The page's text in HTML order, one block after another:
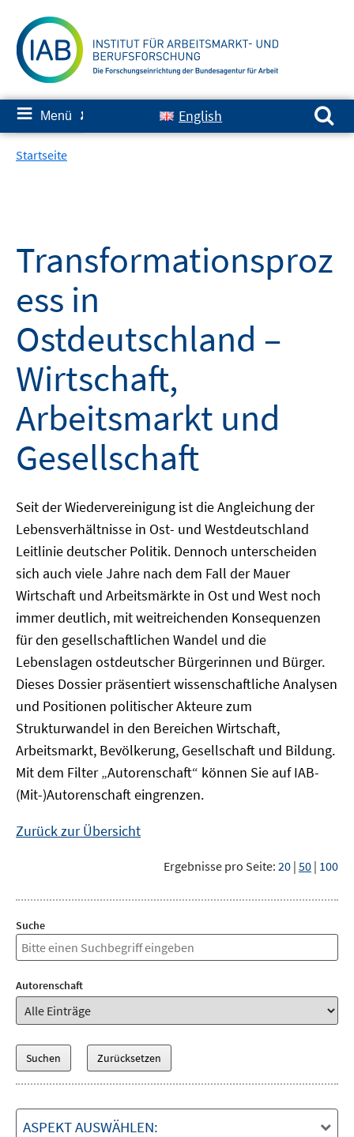
zum
Inhalt
≡ Menü ✘ English
Suchen nach:
Startseite
Transformationsproz
ess in
Ostdeutschland –
Wirtschaft,
Arbeitsmarkt und
Gesellschaft
Seit der Wiedervereinigung ist die Angleichung der
Lebensverhältnisse in Ost- und Westdeutschland
Leitlinie deutscher Politik. Dennoch unterscheiden
sich auch viele Jahre nach dem Fall der Mauer
Wirtschaft und Arbeitsmärkte in Ost und West noch
immer deutlich, mit weitreichenden Konsequenzen
für den gesellschaftlichen Wandel und die
Lebenslagen ostdeutscher Bürgerinnen und Bürger.
Dieses Dossier präsentiert wissenschaftliche Analysen
und Positionen politischer Akteure zum
Strukturwandel in den Bereichen Wirtschaft,
Arbeitsmarkt, Bevölkerung, Gesellschaft und Bildung.
Mit dem Filter „Autorenschaft“ können Sie auf IAB-
(Mit-)Autorenschaft eingrenzen.
Zurück zur Übersicht
Ergebnisse pro Seite: 20 | 50 | 100
Suche
Autorenschaft
ASPEKT AUSWÄHLEN: